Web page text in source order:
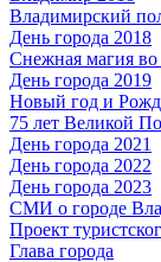
Владимирский
День города 2018
Снежная магия
День города 2019
Новый год и
75 лет Великой
День города 2021
День города 2022
День города 2023
СМИ о городе
Проект
Глава города